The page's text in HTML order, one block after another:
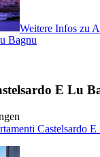
Weitere Infos zu
Bagnu
E Lu
Castelsardo